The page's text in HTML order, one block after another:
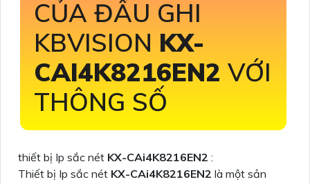
CỦA ĐẦU GHI
KBVISION KX-
CAI4K8216EN2 VỚI
THÔNG SỐ
thiết bị Ip sắc nét KX-CAi4K8216EN2 :
Thiết bị Ip sắc nét KX-CAi4K8216EN2 là một sản